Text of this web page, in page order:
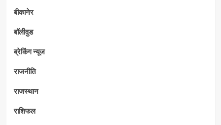
बीकानेर
बॉलीवुड
ब्रेकिंग न्यूज
राजनीति
राजस्थान
राशिफल